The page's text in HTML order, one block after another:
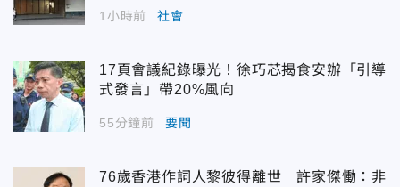
1小時前 社會
17頁會議紀錄曝光！徐巧芯揭食安辦「引導
式發言」帶20%風向
55分鐘前 要聞
76歲香港作詞人黎彼得離世 許家傑慟：非